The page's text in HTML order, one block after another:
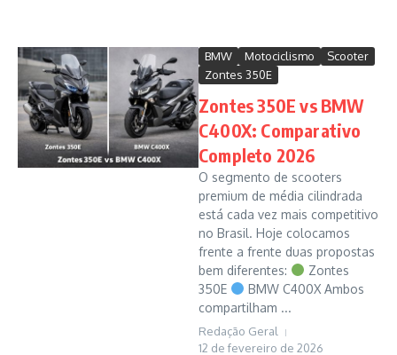
BMW Motociclismo
Scooter
Zontes 350E
Zontes 350E vs BMW
C400X: Comparativo
Completo 2026
O segmento de scooters
premium de média cilindrada
está cada vez mais competitivo
no Brasil. Hoje colocamos
frente a frente duas propostas
bem diferentes:
Zontes
350E
BMW C400X Ambos
compartilham ...
Redação Geral
12 de fevereiro de 2026